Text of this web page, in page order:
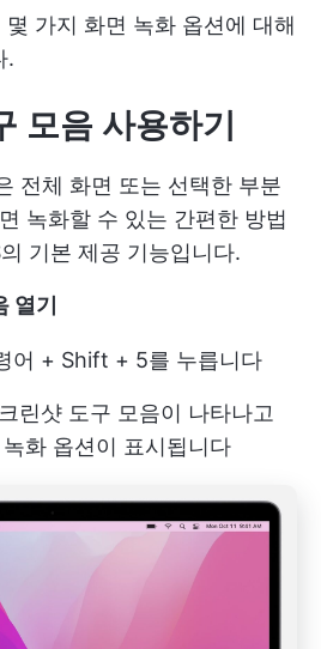
가지 화면 녹화 옵션에 대해
.
모음 사용하기
전체 화면 또는 선택한 부분
녹화할 수 있는 간편한 방법
기본 제공 기능입니다.
열기
어 + Shift + 5를 누릅니다
린샷 도구 모음이 나타나고
화 옵션이 표시됩니다